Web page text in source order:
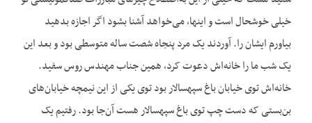
خیلی خوشحال است و اینها، می‌خواهد آشنا بشود اگر اجازه بدهید
بیاورم ایشان را. آوردند یک مرد پنجاه شصت ساله متوسطی بود و بعد این
یک شب ما را خانه‌اش دعوت کرد، همین جناب مهندس روس سفید.
خانه‌اش توی خیابان باغ سپهسالار بود توی یکی از این نیمچه خیابان‌های
بن‌بستی که دست چپ توی باغ سپهسالار هست آن‌جا بود. رفتیم یک